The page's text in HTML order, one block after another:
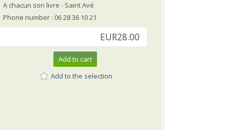
A chacun son livre - Saint Avé
Phone number : 06 28 36 10 21
EUR28.00
Add to cart
Add to the selection